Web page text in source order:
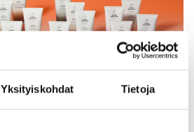
Yksityiskohdat Tietoja